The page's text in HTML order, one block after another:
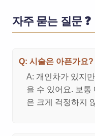
자주 묻는 질문 ❓
Q: 시술은 아픈가요?
A: 개인차가 있지
을 수 있어요. 보통
은 크게 걱정하지